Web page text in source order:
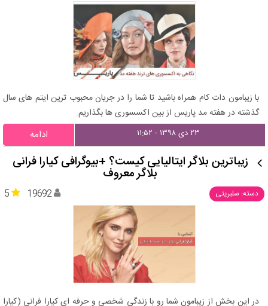
با زیبامون دات کام همراه باشید تا شما را در جریان محبوب ترین ایتم های سال
گذشته در هفته مد پاریس از بین اکسسوری ها بگذاریم.
۲۳ دی ۱۳۹۸ - ۱۱:۵۲ ادامه
زیباترین بلاگر ایتالیایی کیست؟ +بیوگرافی کیارا فرانی
بلاگر معروف
دسته: سلبریتی 5 19692
در این بخش از زیبامون شما رو با زندگی شخصی و حرفه ای کیارا فرانی (کیارا